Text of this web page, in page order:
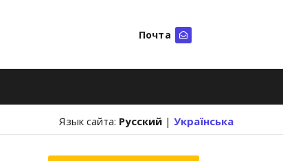
Почта
Язык сайта: Русский | Українська